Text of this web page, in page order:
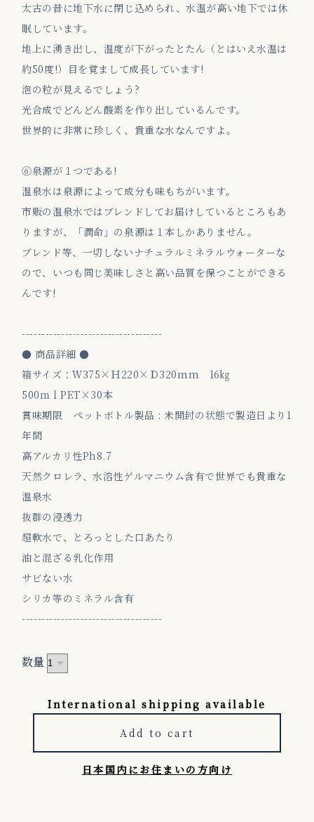
太古の昔に地下水に閉じ込められ、水温が高い地下では休
眠しています。
地上に湧き出し、温度が下がったとたん（とはいえ水温は
約50度!）目を覚まして成長しています!
泡の粒が見えるでしょう?
光合成でどんどん酸素を作り出しているんです。
世界的に非常に珍しく、貴重な水なんですよ。
⑥泉源が１つである!
温泉水は泉源によって成分も味もちがいます。
市販の温泉水ではブレンドしてお届けしているところもあ
りますが、「潤命」の泉源は１本しかありません。
ブレンド等、一切しないナチュラルミネラルウォーターな
ので、いつも同じ美味しさと高い品質を保つことができる
んです!
------------------------------------
● 商品詳細 ●
箱サイズ：Ｗ375×Ｈ220×Ｄ320mm 16㎏
500ｍｌPET×30本
賞味期限 ペットボトル製品 : 未開封の状態で製造日より1
年間
高アルカリ性Ph8.7
天然クロレラ、水溶性ゲルマニウム含有で世界でも貴重な
温泉水
抜群の浸透力
超軟水で、とろっとした口あたり
油と混ざる乳化作用
サビない水
シリカ等のミネラル含有
------------------------------------
数量
International shipping available
Add to cart
日本国内にお住まいの方向け